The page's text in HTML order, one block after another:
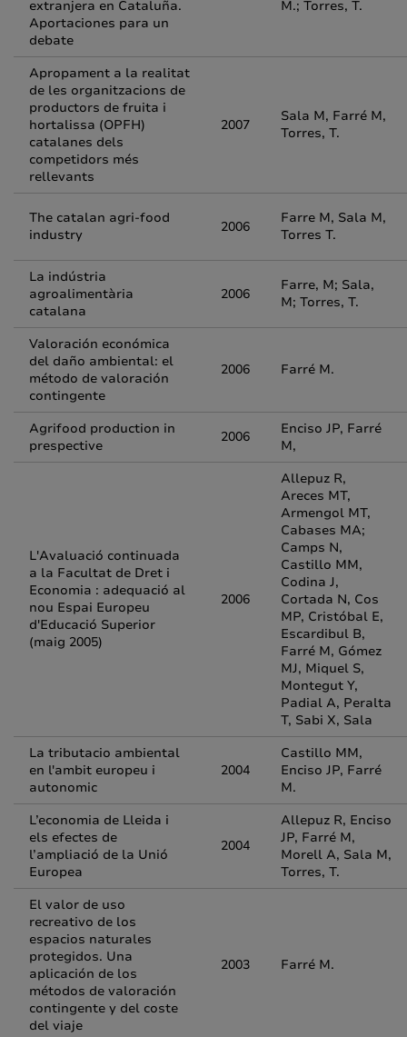
extranjera en Cataluña.
Aportaciones para un
debate
M.; Torres, T.
Apropament a la realitat
de les organitzacions de
productors de fruita i
hortalissa (OPFH)
catalanes dels
competidors més
rellevants
2007
Sala M, Farré M,
Torres, T.
The catalan agri-food
industry
2006
Farre M, Sala M,
Torres T.
La indústria
agroalimentària
catalana
2006
Farre, M; Sala,
M; Torres, T.
Valoración económica
del daño ambiental: el
método de valoración
contingente
2006 Farré M.
Agrifood production in
prespective
2006
Enciso JP, Farré
M,
L'Avaluació continuada
a la Facultat de Dret i
Economia : adequació al
nou Espai Europeu
d'Educació Superior
(maig 2005)
2006
Allepuz R,
Areces MT,
Armengol MT,
Cabases MA;
Camps N,
Castillo MM,
Codina J,
Cortada N, Cos
MP, Cristóbal E,
Escardibul B,
Farré M, Gómez
MJ, Miquel S,
Montegut Y,
Padial A, Peralta
T, Sabi X, Sala
La tributacio ambiental
en l'ambit europeu i
autonomic
2004
Castillo MM,
Enciso JP, Farré
M.
L’economia de Lleida i
els efectes de
l’ampliació de la Unió
Europea
2004
Allepuz R, Enciso
JP, Farré M,
Morell A, Sala M,
Torres, T.
El valor de uso
recreativo de los
espacios naturales
protegidos. Una
aplicación de los
métodos de valoración
contingente y del coste
del viaje
2003 Farré M.